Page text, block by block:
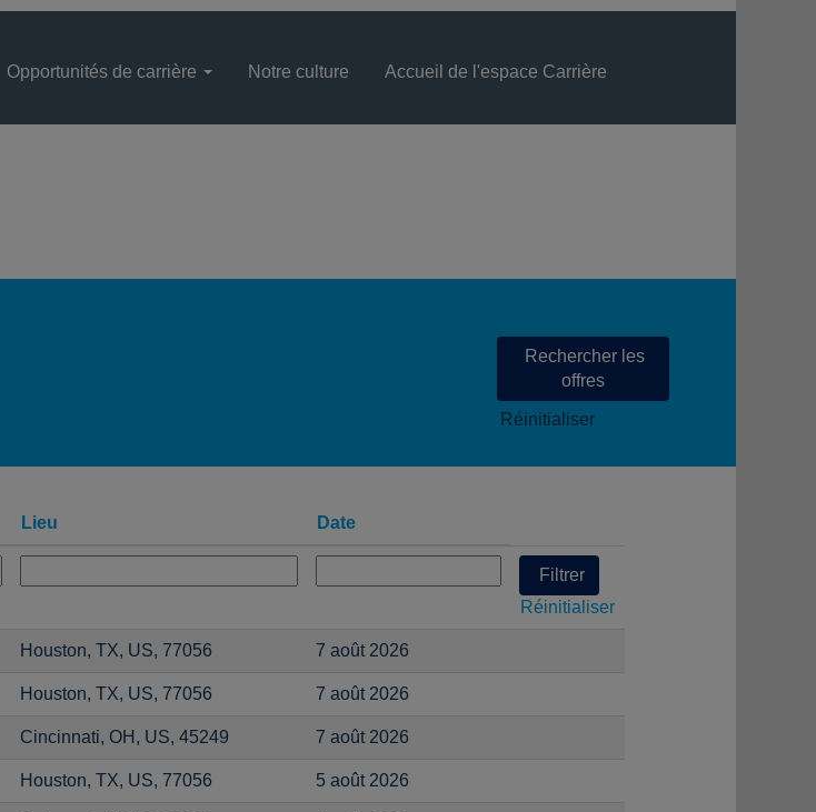
Opportunités de carrière Notre culture Accueil de l'espace Carrière
Réinitialiser
Lieu Date
Réinitialiser
Houston, TX, US, 77056 7 août 2026
Houston, TX, US, 77056 7 août 2026
Cincinnati, OH, US, 45249 7 août 2026
Houston, TX, US, 77056 5 août 2026